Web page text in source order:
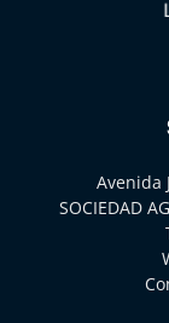
Avenida
SOCIEDAD